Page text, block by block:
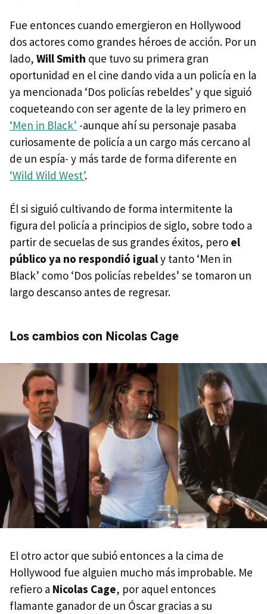
Fue entonces cuando emergieron en Hollywood
dos actores como grandes héroes de acción. Por un
lado, Will Smith que tuvo su primera gran
oportunidad en el cine dando vida a un policía en la
ya mencionada ‘Dos policías rebeldes’ y que siguió
coqueteando con ser agente de la ley primero en
‘Men in Black’ -aunque ahí su personaje pasaba
curiosamente de policía a un cargo más cercano al
de un espía- y más tarde de forma diferente en
‘Wild Wild West’.
Él si siguió cultivando de forma intermitente la
figura del policía a principios de siglo, sobre todo a
partir de secuelas de sus grandes éxitos, pero el
público ya no respondió igualy tanto ‘Men in
Black’ como ‘Dos policías rebeldes’ se tomaron un
largo descanso antes de regresar.
Los cambios con Nicolas Cage
El otro actor que subió entonces a la cima de
Hollywood fue alguien mucho más improbable. Me
refiero a Nicolas Cage, por aquel entonces
flamante ganador de un Óscar gracias a su